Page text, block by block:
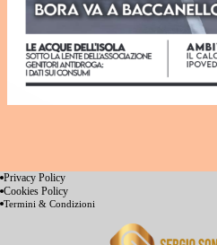
Privacy Policy
Cookies Policy
Termini & Condizioni